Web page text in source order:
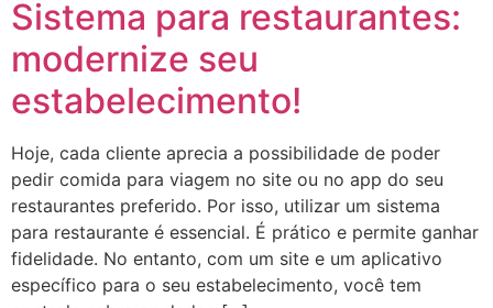
Sistema para restaurantes:
modernize seu
estabelecimento!
Hoje, cada cliente aprecia a possibilidade de poder
pedir comida para viagem no site ou no app do seu
restaurantes preferido. Por isso, utilizar um sistema
para restaurante é essencial. É prático e permite ganhar
fidelidade. No entanto, com um site e um aplicativo
específico para o seu estabelecimento, você tem